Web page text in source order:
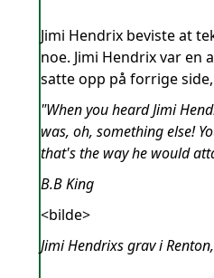
Jimi Hendrix beviste at
noe. Jimi Hendrix var
satte opp på forrige
"When you heard Jimi
was, oh, something else!
that's the way he would
B.B King
<bilde>
Jimi Hendrixs grav i